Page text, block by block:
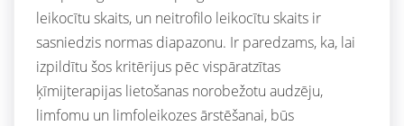
leikocītu skaits, un neitrofilo leikocītu skaits ir
sasniedzis normas diapazonu. Ir paredzams, ka, lai
izpildītu šos kritērijus pēc vispāratzītas
ķīmijterapijas lietošanas norobežotu audzēju,
limfomu un limfoleikozes ārstēšanai, būs